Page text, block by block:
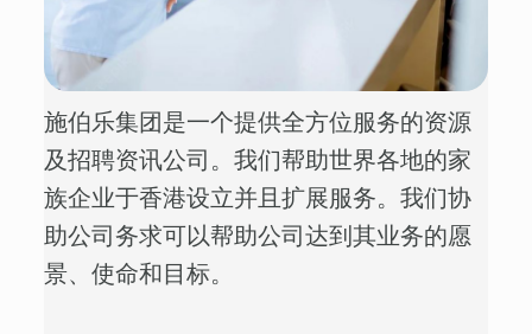
施伯乐集团是一个提供全方位服务的资源
及招聘资讯公司。我们帮助世界各地的家
族企业于香港设立并且扩展服务。我们协
助公司务求可以帮助公司达到其业务的愿
景、使命和目标。